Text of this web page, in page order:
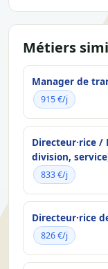
Métiers
Manager de
915 €/j
Directeur·rice /
division,
833 €/j
Directeur·rice
826 €/j